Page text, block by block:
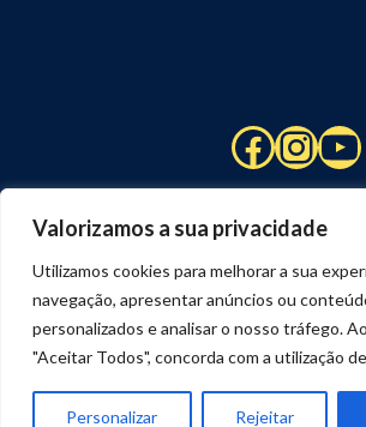
Valorizamos a sua privacidade
Utilizamos cookies para melhorar a sua
navegação, apresentar anúncios ou
personalizados e analisar o nosso tráfego.
"Aceitar Todos", concorda com a utilização
Personalizar Rejeitar